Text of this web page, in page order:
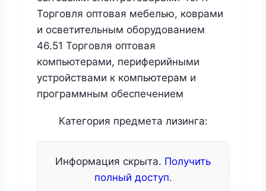
Торговля оптовая мебелью, коврами
и осветительным оборудованием
46.51 Торговля оптовая
компьютерами, периферийными
устройствами к компьютерам и
программным обеспечением
Категория предмета лизинга:
Информация скрыта. Получить
полный доступ.